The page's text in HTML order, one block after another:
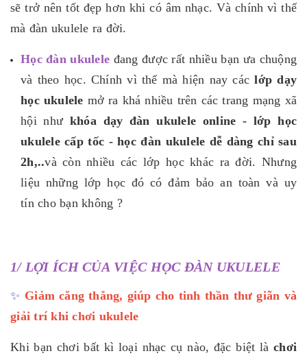
sẽ trở nên tốt đẹp hơn khi có âm nhạc. Và chính vì thế
mà đàn ukulele ra đời.
Học đàn ukulele đang được rất nhiều bạn ưa chuộng
và theo học. Chính vì thế mà hiện nay cáclớp dạy
học ukulele mở ra khá nhiều trên các trang mạng xã
hội như khóa dạy đàn ukulele online - lớp học
ukulele cấp tốc - học đàn ukulele dễ dàng chỉ sau
2h,..và còn nhiều các lớp học khác ra đời. Nhưng
liệu những lớp học đó có đảm bảo an toàn và uy
tín cho bạn không ?
1/ LỢI ÍCH CỦA VIỆC HỌC ĐÀN UKULELE
✨ Giảm căng thẳng, giúp cho tinh thần thư giãn và
giải trí khi chơi ukulele
Khi bạn chơi bất kì loại nhạc cụ nào, đặc biệt là chơi